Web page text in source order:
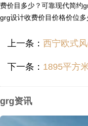
费价目多少？可靠现代简约
grg设计收费价目价格价位多
上一条： 西宁欧式
下一条： 1895平方米grg
grg资讯